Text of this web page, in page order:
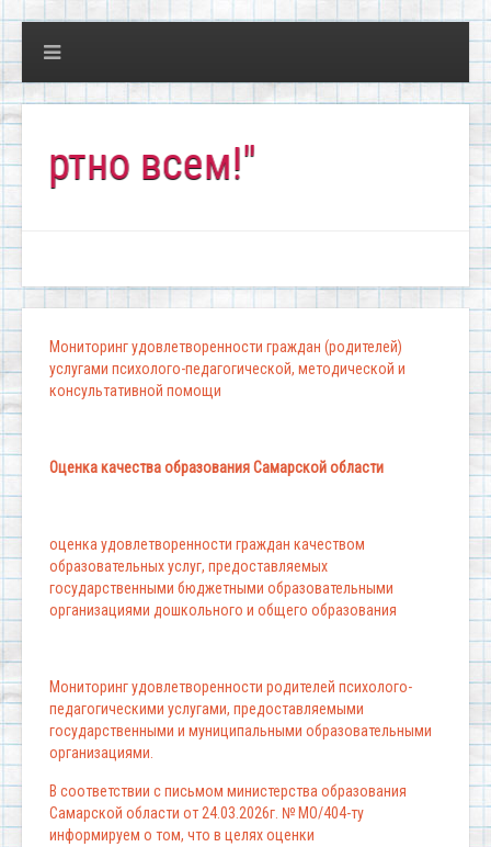
всем!"
Мониторинг удовлетворенности граждан (родителей)
услугами психолого-педагогической, методической и
консультативной помощи
Оценка качества образования Самарской области
оценка удовлетворенности граждан качеством
образовательных услуг, предоставляемых
государственными бюджетными образовательными
организациями дошкольного и общего образования
Мониторинг удовлетворенности родителей психолого-
педагогическими услугами, предоставляемыми
государственными и муниципальными образовательными
организациями.
В соответствии с письмом министерства образования
Самарской области от 24.03.2026г. № МО/404-ту
информируем о том, что в целях оценки